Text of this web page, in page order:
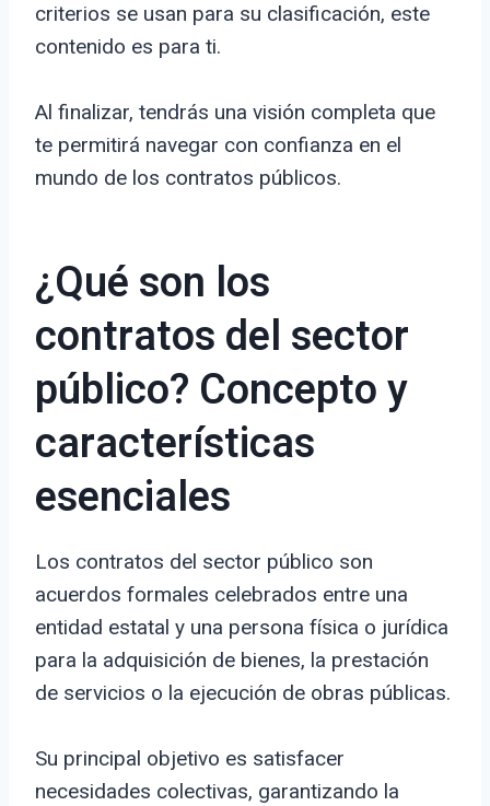
criterios se usan para su clasificación, este
contenido es para ti.
Al finalizar, tendrás una visión completa que
te permitirá navegar con confianza en el
mundo de los contratos públicos.
¿Qué son los
contratos del sector
público? Concepto y
características
esenciales
Los contratos del sector público son
acuerdos formales celebrados entre una
entidad estatal y una persona física o jurídica
para la adquisición de bienes, la prestación
de servicios o la ejecución de obras públicas.
Su principal objetivo es satisfacer
necesidades colectivas, garantizando la